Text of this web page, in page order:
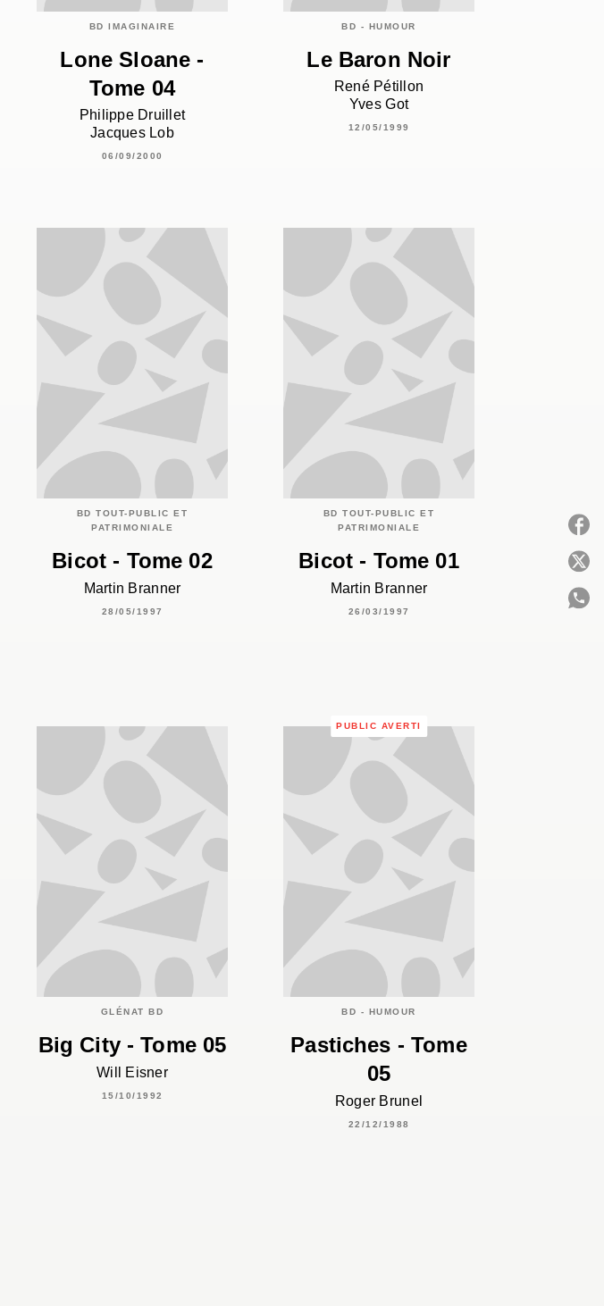
BD IMAGINAIRE
Lone Sloane -
Tome 04
Philippe Druillet
Jacques Lob
06/09/2000
BD - HUMOUR
Le Baron Noir
René Pétillon
Yves Got
12/05/1999
BD TOUT-PUBLIC ET
PATRIMONIALE
Bicot - Tome 02
Martin Branner
28/05/1997
BD TOUT-PUBLIC ET
PATRIMONIALE
Bicot - Tome 01
Martin Branner
26/03/1997
GLÉNAT BD
Big City - Tome 05
Will Eisner
15/10/1992
PUBLIC AVERTI
BD - HUMOUR
Pastiches - Tome
05
Roger Brunel
22/12/1988